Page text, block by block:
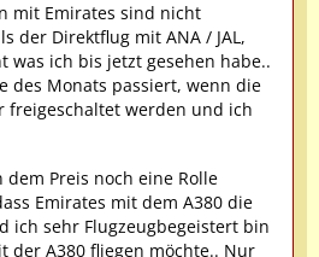
mit Emirates sind nicht
der Direktflug mit ANA / JAL,
was ich bis jetzt gesehen habe..
des Monats passiert, wenn die
freigeschaltet werden und ich
dem Preis noch eine Rolle
Emirates mit dem A380 die
ich sehr Flugzeugbegeistert bin
der A380 fliegen möchte.. Nur